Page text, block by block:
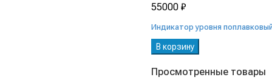
55000 ₽
Индикатор уровня
В корзину
Просмотренные товары